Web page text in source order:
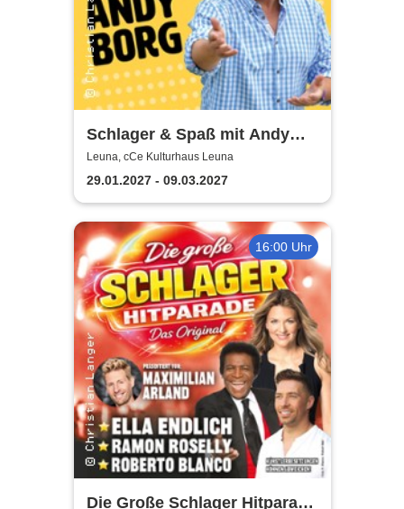
Schlager & Spaß mit Andy
Borg und Gästen
Leuna, cCe Kulturhaus Leuna
29.01.2027 - 09.03.2027
16:00 Uhr
Die Große Schlager Hitparade